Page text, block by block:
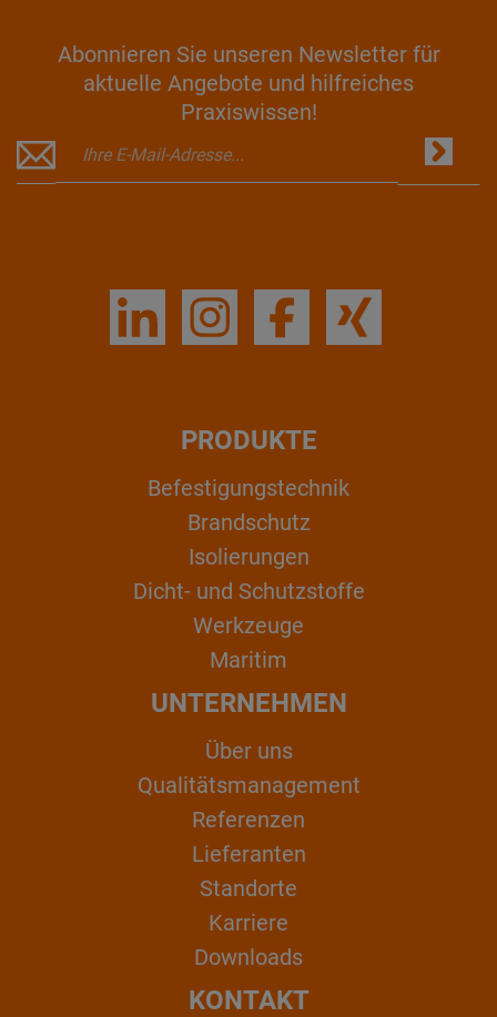
Abonnieren Sie unseren Newsletter für
aktuelle Angebote und hilfreiches
Praxiswissen!
PRODUKTE
Befestigungstechnik
Brandschutz
Isolierungen
Dicht- und Schutzstoffe
Werkzeuge
Maritim
UNTERNEHMEN
Über uns
Qualitätsmanagement
Referenzen
Lieferanten
Standorte
Karriere
Downloads
KONTAKT